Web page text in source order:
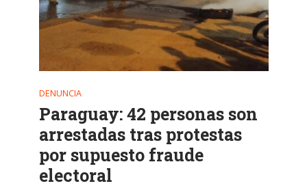
DENUNCIA
Paraguay: 42 personas son
arrestadas tras protestas
por supuesto fraude
electoral